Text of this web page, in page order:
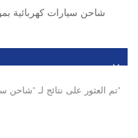
شاحن سيارات كهربائية
1 تم العثور على نتائج لـ "شاحن سيارات كهربائية بموازنة الأحمال الديناميكية"